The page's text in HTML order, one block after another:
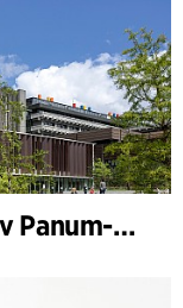
Mærsk Tårnet, utbygging av Panum-komplekset